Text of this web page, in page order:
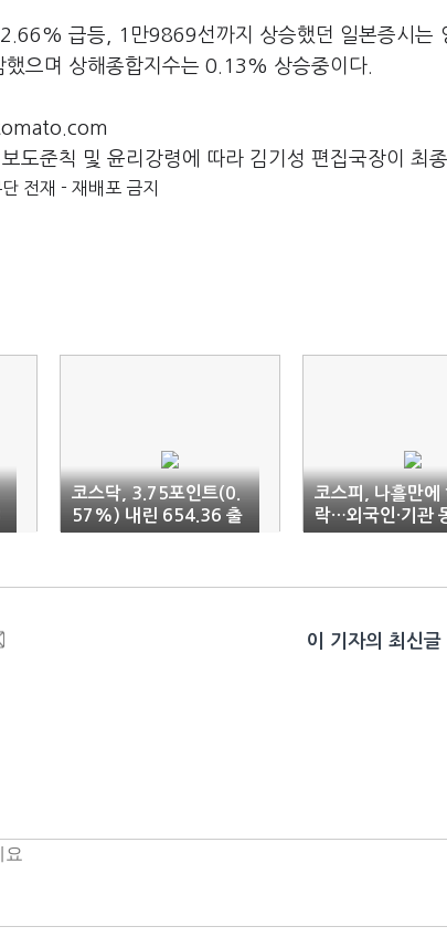
2.66% 급등, 1만9869선까지 상승했던 일본증시는
으며 상해종합지수는 0.13% 상승중이다.
도준칙 및 윤리강령에 따라 김기성 편집국장이 최
전재 - 재배포 금지
코스닥, 3.75포인트(0.
57%) 내린 654.36 출
발
코스피, 나흘만에
락…외국인·기관
도
이 기자의 최신글